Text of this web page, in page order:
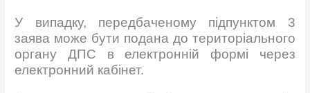
У випадку, передбаченому підпунктом 3
заява може бути подана до територіального
органу ДПС в електронній формі через
електронний кабінет.